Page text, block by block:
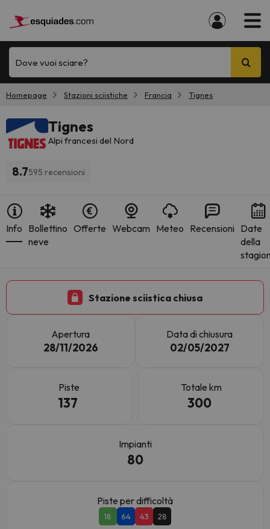
Dove vuoi sciare?
Homepage Stazioni sciistiche Francia Tignes
Tignes
Alpi francesi del Nord
8.7595 recensioni
Info Bollettino
neve
Offerte Webcam Meteo Recensioni Date
della
Stazione sciistica chiusa
Apertura
28/11/2026
Data di chiusura
02/05/2027
Piste
137
Totale km
300
Impianti
80
Piste per difficoltà
18 64 43 28